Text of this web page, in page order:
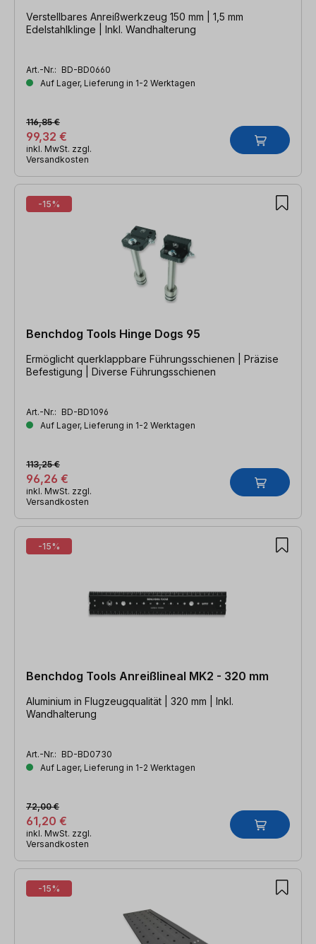
Verstellbares Anreißwerkzeug 150 mm | 1,5 mm
Edelstahlklinge | Inkl. Wandhalterung
Art.-Nr.: BD-BD0660
Auf Lager, Lieferung in 1-2 Werktagen
99,32 €
116,85 €
inkl. MwSt. zzgl.
Versandkosten
-15%
Benchdog Tools Hinge Dogs 95
Ermöglicht querklappbare Führungsschienen | Präzise
Befestigung | Diverse Führungsschienen
Art.-Nr.: BD-BD1096
Auf Lager, Lieferung in 1-2 Werktagen
96,26 €
113,25 €
inkl. MwSt. zzgl.
Versandkosten
-15%
Benchdog Tools Anreißlineal MK2 - 320 mm
Aluminium in Flugzeugqualität | 320 mm | Inkl.
Wandhalterung
Art.-Nr.: BD-BD0730
Auf Lager, Lieferung in 1-2 Werktagen
61,20 €
72,00 €
inkl. MwSt. zzgl.
Versandkosten
-15%